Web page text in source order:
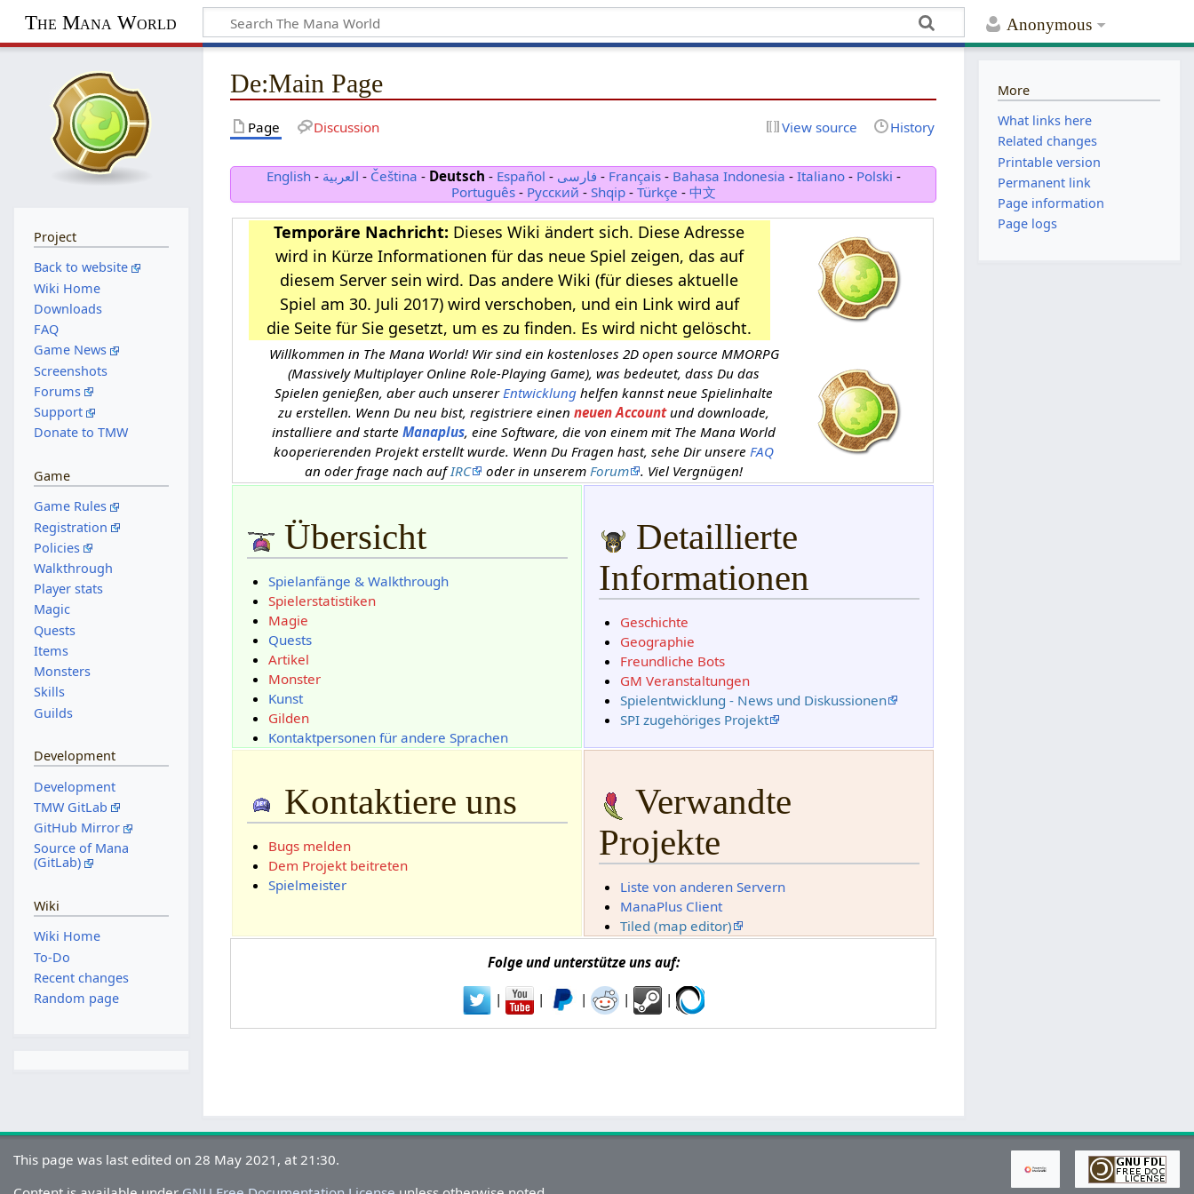
Anonymous
The Mana World
De:Main Page
Page Discussion View source History
English- العربية - Čeština - Deutsch - Español - فارسی - Français- Bahasa Indonesia - Italiano- Polski -
Português- Русский - Shqip- Türkçe - 中文
Temporäre Nachricht: Dieses Wiki ändert sich. Diese Adresse
wird in Kürze Informationen für das neue Spiel zeigen, das auf
diesem Server sein wird. Das andere Wiki (für dieses aktuelle
Spiel am 30. Juli 2017) wird verschoben, und ein Link wird auf
die Seite für Sie gesetzt, um es zu finden. Es wird nicht gelöscht.
Willkommen in The Mana World! Wir sind ein kostenloses 2D open source MMORPG
(Massively Multiplayer Online Role-Playing Game), was bedeutet, dass Du das
Spielen genießen, aber auch unsererEntwicklung helfen kannst neue Spielinhalte
zu erstellen. Wenn Du neu bist, registriere einenneuen Accountund downloade,
installiere and starteManaplus, eine Software, die von einem mit The Mana World
kooperierenden Projekt erstellt wurde. Wenn Du Fragen hast, sehe Dir unsereFAQ
an oder frage nach aufIRC oder in unseremForum . Viel Vergnügen!
Übersicht
Spielanfänge & Walkthrough
Spielerstatistiken
Magie
Quests
Artikel
Monster
Kunst
Gilden
Kontaktpersonen für andere Sprachen
Detaillierte
Informationen
Geschichte
Geographie
Freundliche Bots
GM Veranstaltungen
Spielentwicklung - News und Diskussionen
SPI zugehöriges Projekt
Kontaktiere uns
Bugs melden
Dem Projekt beitreten
Spielmeister
Verwandte
Projekte
Liste von anderen Servern
ManaPlus Client
Tiled (map editor)
Folge und unterstütze uns auf:
| | | | |
Project
Back to website
Wiki Home
Downloads
FAQ
Game News
Screenshots
Forums
Support
Donate to TMW
Game
Game Rules
Registration
Policies
Walkthrough
Player stats
Magic
Quests
Items
Monsters
Skills
Guilds
Development
Development
TMW GitLab
GitHub Mirror
Source of Mana
(GitLab)
Wiki
Wiki Home
To-Do
Recent changes
Random page
More
What links here
Related changes
Printable version
Permanent link
Page information
Page logs
This page was last edited on 28 May 2021, at 21:30.